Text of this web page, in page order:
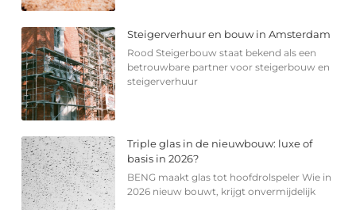
Steigerverhuur en bouw in Amsterdam
Rood Steigerbouw staat bekend als een
betrouwbare partner voor steigerbouw en
steigerverhuur
Triple glas in de nieuwbouw: luxe of
basis in 2026?
BENG maakt glas tot hoofdrolspeler Wie in
2026 nieuw bouwt, krijgt onvermijdelijk